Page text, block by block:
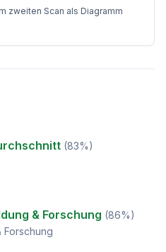
zweiten Scan als Diagramm
(83%)
& Forschung (86%)
Forschung